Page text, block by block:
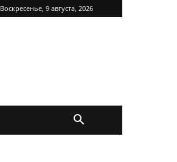
Воскресенье, 9 августа, 2026